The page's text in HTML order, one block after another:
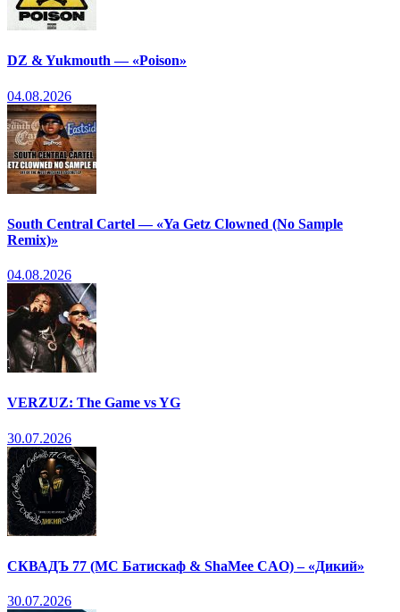
DZ & Yukmouth — «Poison»
04.08.2026
South Central Cartel — «Ya Getz Clowned (No Sample
Remix)»
04.08.2026
VERZUZ: The Game vs YG
30.07.2026
СКВАДЪ 77 (МС Батискаф & ShaMee CAO) – «Дикий»
30.07.2026